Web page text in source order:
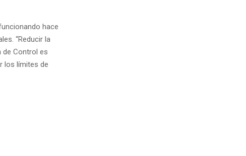
hace
“Reducir la
de Control es
los límites de